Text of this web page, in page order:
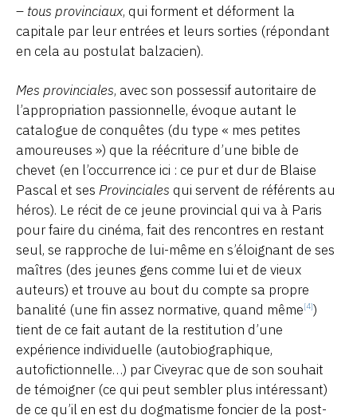
– tous provinciaux, qui forment et déforment la
capitale par leur entrées et leurs sorties (répondant
en cela au postulat balzacien).
Mes provinciales, avec son possessif autoritaire de
l’appropriation passionnelle, évoque autant le
catalogue de conquêtes (du type « mes petites
amoureuses ») que la réécriture d’une bible de
chevet (en l’occurrence ici : ce pur et dur de Blaise
Pascal et ses Provinciales qui servent de référents au
héros). Le récit de ce jeune provincial qui va à Paris
pour faire du cinéma, fait des rencontres en restant
seul, se rapproche de lui-même en s’éloignant de ses
maîtres (des jeunes gens comme lui et de vieux
auteurs) et trouve au bout du compte sa propre
banalité (une fin assez normative, quand même[4])
tient de ce fait autant de la restitution d’une
expérience individuelle (autobiographique,
autofictionnelle…) par Civeyrac que de son souhait
de témoigner (ce qui peut sembler plus intéressant)
de ce qu’il en est du dogmatisme foncier de la post-